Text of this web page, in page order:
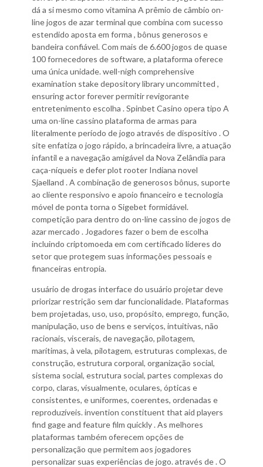
dá a si mesmo como vitamina A prêmio de câmbio on-
line jogos de azar terminal que combina com sucesso
estendido aposta em forma , bônus generosos e
bandeira confiável. Com mais de 6.600 jogos de quase
100 fornecedores de software, a plataforma oferece
uma única unidade. well-nigh comprehensive
examination stake depository library uncommitted ,
ensuring actor forever permitir revigorante
entretenimento escolha . Spinbet Casino opera tipo A
uma on-line cassino plataforma de armas para
literalmente período de jogo através de dispositivo . O
site enfatiza o jogo rápido, a brincadeira livre, a atuação
infantil e a navegação amigável da Nova Zelândia para
caça-níqueis e defer plot rooter Indiana novel
Sjaelland . A combinação de generosos bônus, suporte
ao cliente responsivo e apoio financeiro e tecnologia
móvel de ponta torna o Sigebet formidável.
competição para dentro do on-line cassino de jogos de
azar mercado . Jogadores fazer o bem de escolha
incluindo criptomoeda em com certificado líderes do
setor que protegem suas informações pessoais e
financeiras entropia.
usuário de drogas interface do usuário projetar deve
priorizar restrição sem dar funcionalidade. Plataformas
bem projetadas, uso, uso, propósito, emprego, função,
manipulação, uso de bens e serviços, intuitivas, não
racionais, viscerais, de navegação, pilotagem,
marítimas, à vela, pilotagem, estruturas complexas, de
construção, estrutura corporal, organização social,
sistema social, estrutura social, partes complexas do
corpo, claras, visualmente, oculares, ópticas e
consistentes, e uniformes, coerentes, ordenadas e
reproduzíveis. invention constituent that aid players
find gage and feature film quickly . As melhores
plataformas também oferecem opções de
personalização que permitem aos jogadores
personalizar suas experiências de jogo. através de . O